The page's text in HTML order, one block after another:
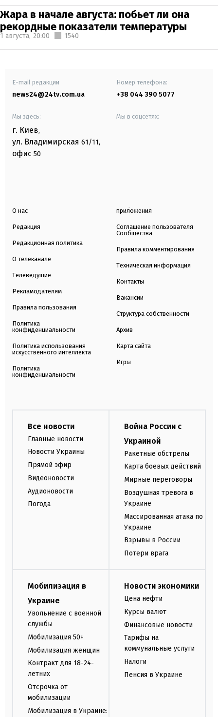
Жара в начале августа: побьет ли она
рекордные показатели температуры
1 августа, 20:00 1540
E-mail редакции
news24@24tv.com.ua
Номер телефона:
+38 044 390 5077
Мы здесь:
г. Киев,
ул. Владимирская 61/11,
офис 50
Мы в соцсетях:
О нас
Редакция
Редакционная политика
О телеканале
Телеведущие
Рекламодателям
Правила пользования
Политика
конфиденциальности
Политика использования
искусственного интеллекта
Политика
конфиденциальности
приложения
Соглашение пользователя
Сообщества
Правила комментирования
Техническая информация
Контакты
Вакансии
Структура собственности
Архив
Карта сайта
Игры
Все новости
Главные новости
Новости Украины
Прямой эфир
Видеоновости
Аудионовости
Погода
Война России с
Украиной
Ракетные обстрелы
Карта боевых действий
Мирные переговоры
Воздушная тревога в
Украине
Массированная атака по
Украине
Взрывы в России
Потери врага
Мобилизация в
Украине
Увольнение с военной
службы
Мобилизация 50+
Мобилизация женщин
Контракт для 18-24-
летних
Отсрочка от
мобилизации
Мобилизация в Украине:
Новости экономики
Цена нефти
Курсы валют
Финансовые новости
Тарифы на
коммунальные услуги
Налоги
Пенсия в Украине